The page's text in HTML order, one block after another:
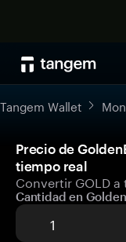
Tangem Wallet
Precio de
tiempo real
Convertir GOLD
Cantidad en